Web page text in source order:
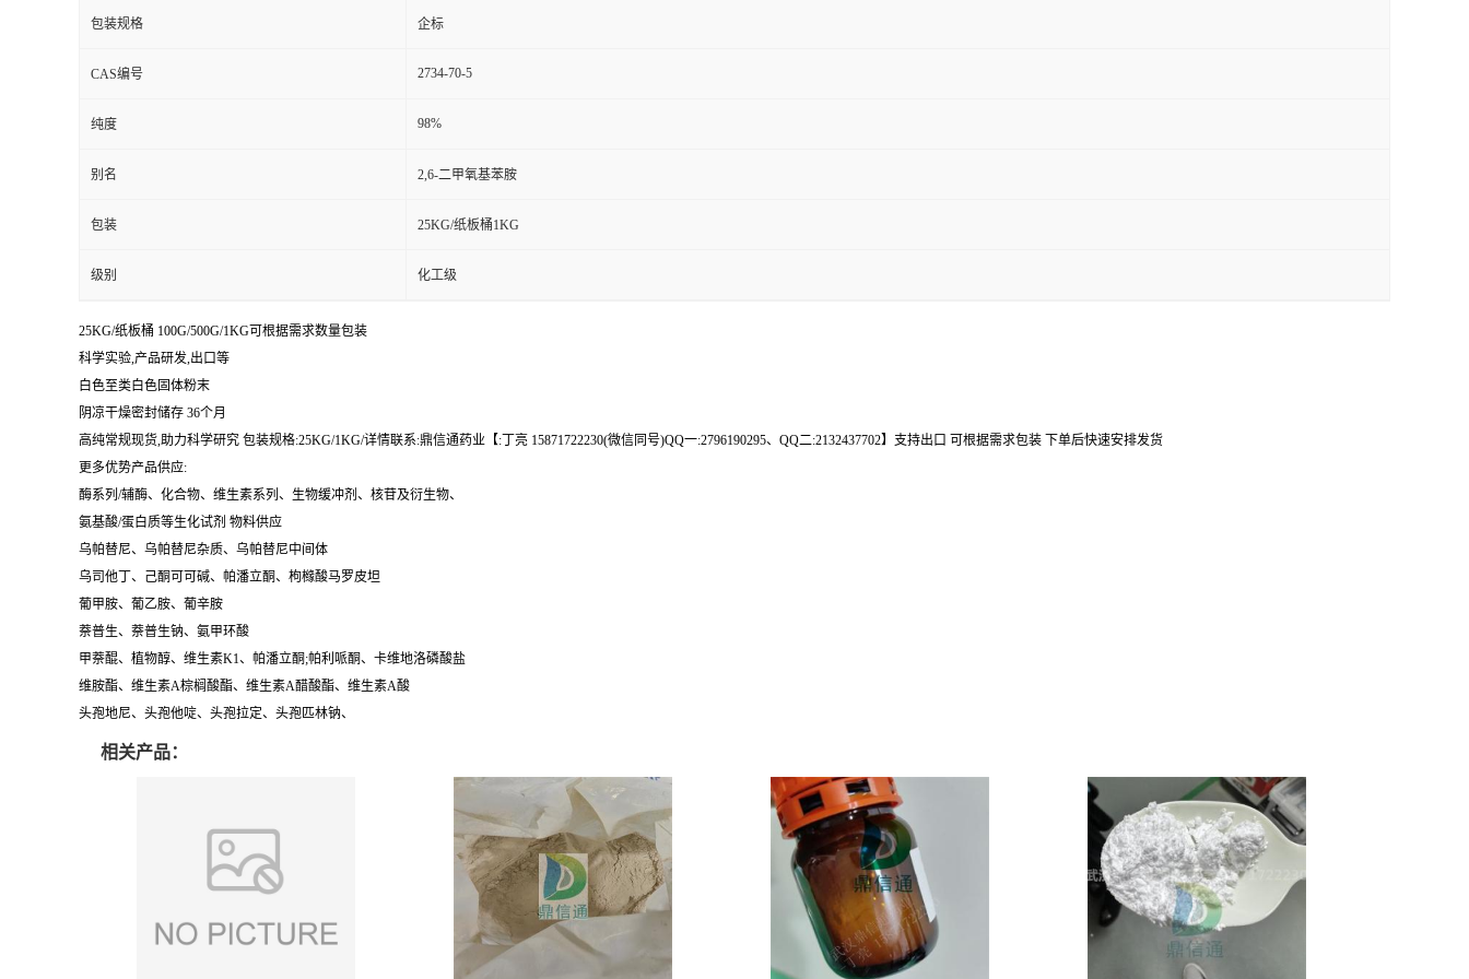
包装规格 企标
CAS编号 2734-70-5
纯度 98%
别名 2,6-二甲氧基苯胺
包装 25KG/纸板桶1KG
级别 化工级
25KG/纸板桶 100G/500G/1KG可根据需求数量包装
科学实验,产品研发,出口等
白色至类白色固体粉末
阴凉干燥密封储存 36个月
高纯常规现货,助力科学研究 包装规格:25KG/1KG/详情联系:鼎信通药业【:丁亮 15871722230(微信同号)QQ一:2796190295、QQ二:2132437702】支持出口 可根据需求包装 下单后快速安排发货
更多优势产品供应:
酶系列/辅酶、化合物、维生素系列、生物缓冲剂、核苷及衍生物、
氨基酸/蛋白质等生化试剂 物料供应
乌帕替尼、乌帕替尼杂质、乌帕替尼中间体
乌司他丁、己酮可可碱、帕潘立酮、枸橼酸马罗皮坦
葡甲胺、葡乙胺、葡辛胺
萘普生、萘普生钠、氨甲环酸
甲萘醌、植物醇、维生素K1、帕潘立酮;帕利哌酮、卡维地洛磷酸盐
维胺酯、维生素A棕榈酸酯、维生素A醋酸酯、维生素A酸
头孢地尼、头孢他啶、头孢拉定、头孢匹林钠、
相关产品：